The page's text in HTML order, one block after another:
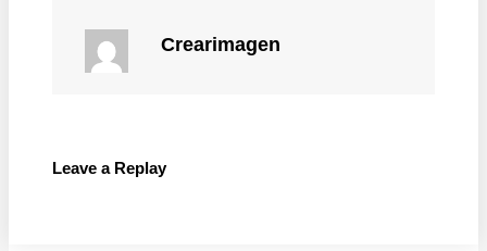
Crearimagen
Leave a Replay